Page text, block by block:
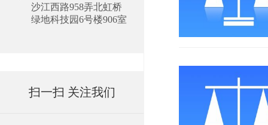
沙江西路958弄北虹桥
绿地科技园6号楼906室
扫一扫 关注我们